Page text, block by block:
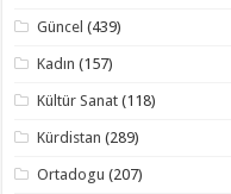
Güncel (439)
Kadın (157)
Kültür Sanat (118)
Kürdistan (289)
Ortadogu (207)